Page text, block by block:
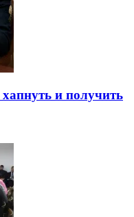
и получить